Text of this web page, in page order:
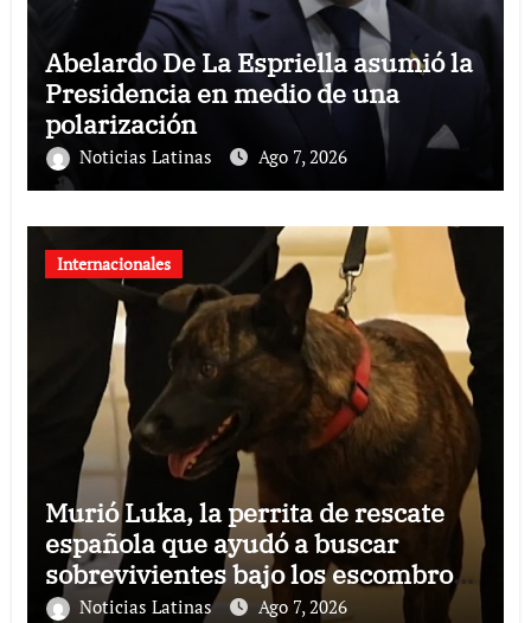
Abelardo De La Espriella asumió la
Presidencia en medio de una
polarización
Noticias Latinas Ago 7, 2026
Internacionales
Murió Luka, la perrita de rescate
española que ayudó a buscar
sobrevivientes bajo los escombros
tras los terremotos
Noticias Latinas Ago 7, 2026